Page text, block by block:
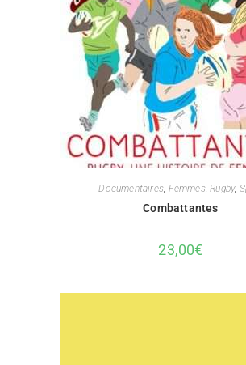
Documentaires Femmes,Rugby,
Combattantes
23,00€